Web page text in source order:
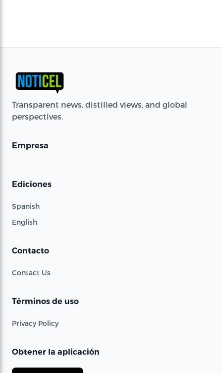
Transparent news, distilled views, and global
perspectives.
Empresa
Ediciones
Spanish
English
Contacto
Contact Us
Términos de uso
Privacy Policy
Obtener la aplicación